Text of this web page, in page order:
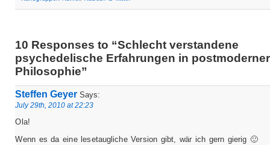
10 Responses to “Schlecht verstandene
psychedelische Erfahrungen in postmoderner
Philosophie”
Steffen Geyer Says:
July 29th, 2010 at 22:23
Ola!
Wenn es da eine lesetaugliche Version gibt, wär ich gern gierig 🙂